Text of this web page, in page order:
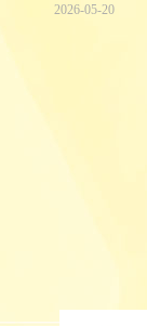
2026-05-20